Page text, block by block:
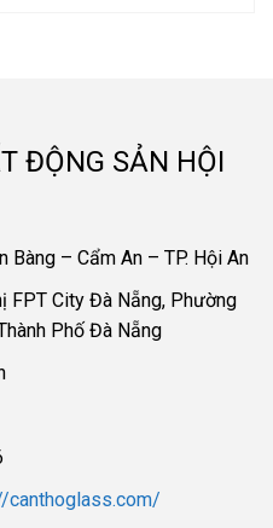
ĐỘNG SẢN HỘI
Bàng – Cẩm An – TP. Hội An
FPT City Đà Nẵng, Phường
Phố Đà Nẵng
canthoglass.com/